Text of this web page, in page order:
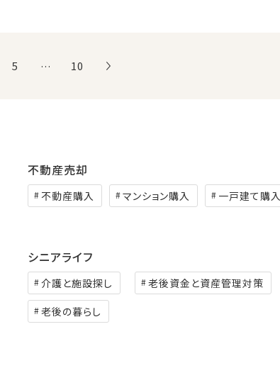
5 10
不動産売却
不動産購入 マンション購入 一戸建て購入
シニアライフ
介護と施設探し 老後資金と資産管理対策
老後の暮らし